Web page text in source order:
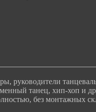
руководители
танец, хип-хоп и
без монтажных